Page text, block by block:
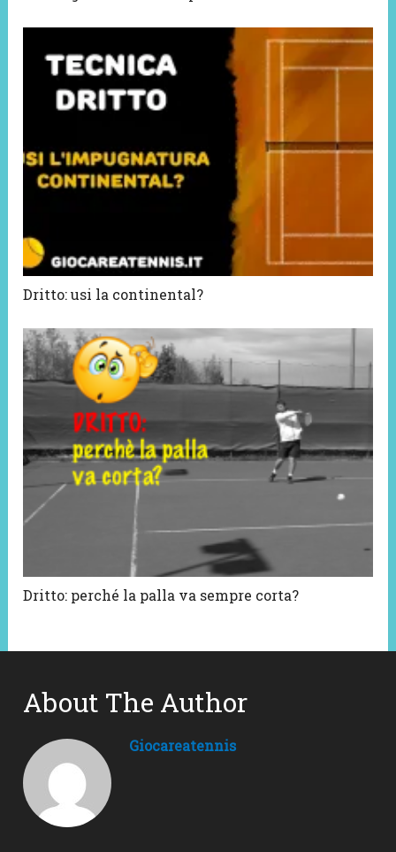
Dritto: usi la continental?
Dritto: perché la palla va sempre corta?
About The Author
Giocareatennis